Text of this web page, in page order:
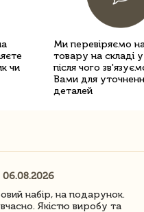
чи
Ми перевіряємо
товару на складі
після чого
Вами для
деталей
06.08.2026
набір, на подарунок.
Якістю виробу та